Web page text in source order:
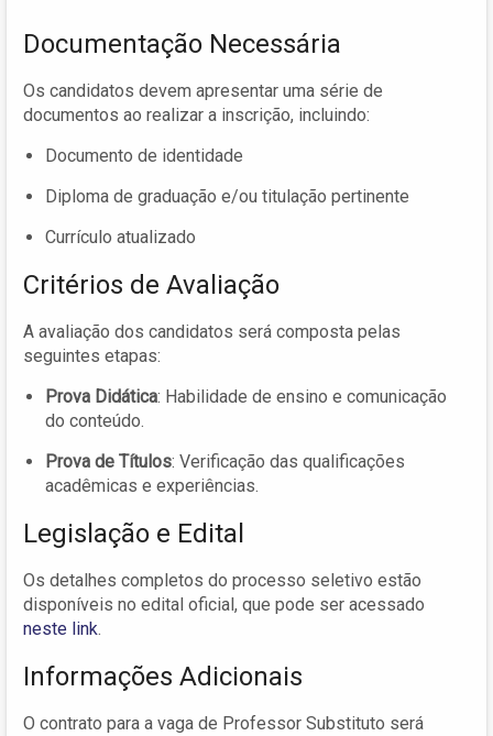
Documentação Necessária
Os candidatos devem apresentar uma série de
documentos ao realizar a inscrição, incluindo:
Documento de identidade
Diploma de graduação e/ou titulação pertinente
Currículo atualizado
Critérios de Avaliação
A avaliação dos candidatos será composta pelas
seguintes etapas:
Prova Didática: Habilidade de ensino e comunicação
do conteúdo.
Prova de Títulos: Verificação das qualificações
acadêmicas e experiências.
Legislação e Edital
Os detalhes completos do processo seletivo estão
disponíveis no edital oficial, que pode ser acessado
neste link.
Informações Adicionais
O contrato para a vaga de Professor Substituto será